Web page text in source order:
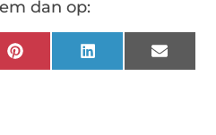
dan op:
Pinterest LinkedIn Email